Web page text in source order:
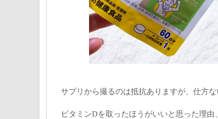
サプリから撮るのは抵抗ありますが、仕方
ビタミンDを取ったほうがいいと思った理由